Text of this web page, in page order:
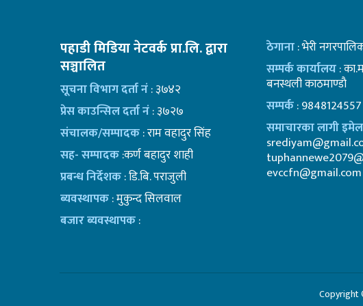
पहाडी मिडिया नेटवर्क प्रा.लि. द्वारा
सञ्चालित
सूचना विभाग दर्ता नं: ३७४२
प्रेस काउन्सिल दर्ता नं: ३७२७
संचालक/सम्पादक: राम वहादुर सिंह
सह- सम्पादक:कर्ण बहादुर शाही
प्रबन्ध निर्देशक: डि.बि. पराजुली
ब्यवस्थापक: मुकुन्द सिलवाल
बजार ब्यवस्थापक:
ठेगाना: भेरी
सम्पर्क कार्यालय:
बनस्थली काठमाण्डाै
सम्पर्क:
समाचारका लागी इमेल
evccfn@gmail.com
Copyright